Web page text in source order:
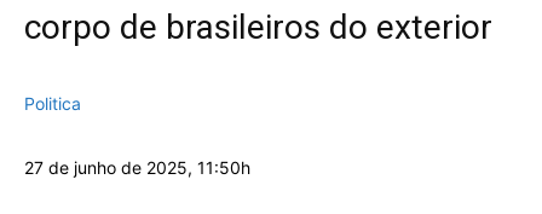
corpo de brasileiros do exterior
Politica
27 de junho de 2025, 11:50h